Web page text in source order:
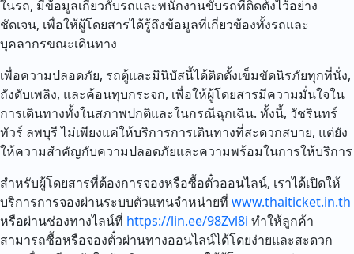
ในรถ, มีข้อมูลเกี่ยวกับรถและพนักงานขับรถที่ติดตั้งไว้อย่าง
ชัดเจน, เพื่อให้ผู้โดยสารได้รู้ถึงข้อมูลที่เกี่ยวข้องทั้งรถและ
บุคลากรขณะเดินทาง
เพื่อความปลอดภัย, รถตู้และมินิบัสนี้ได้ติดตั้งเข็มขัดนิรภัยทุกที่นั่ง,
ถังดับเพลิง, และค้อนทุบกระจก, เพื่อให้ผู้โดยสารมีความมั่นใจใน
การเดินทางทั้งในสภาพปกติและในกรณีฉุกเฉิน. ทั้งนี้, วัชรินทร์
ทัวร์ ลพบุรี ไม่เพียงแค่ให้บริการการเดินทางที่สะดวกสบาย, แต่ยัง
ให้ความสำคัญกับความปลอดภัยและความพร้อมในการให้บริการ
สำหรับผู้โดยสารที่ต้องการจองหรือซื้อตั๋วออนไลน์, เราได้เปิดให้
บริการการจองผ่านระบบตัวแทนจำหน่ายที่ www.thaiticket.in.th
หรือผ่านช่องทางไลน์ที่ https://lin.ee/98Zvl8i ทำให้ลูกค้า
สามารถซื้อหรือจองตั๋วผ่านทางออนไลน์ได้โดยง่ายและสะดวก